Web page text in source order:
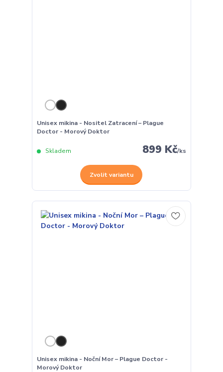
Unisex mikina - Nositel Zatracení – Plague
Doctor - Morový Doktor
899 Kč/ks
Skladem
Zvolit variantu
Unisex mikina - Noční Mor – Plague Doctor -
Morový Doktor